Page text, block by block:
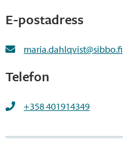
E-postadress
maria.dahlqvist@sibbo.fi
Telefon
+358 401914349